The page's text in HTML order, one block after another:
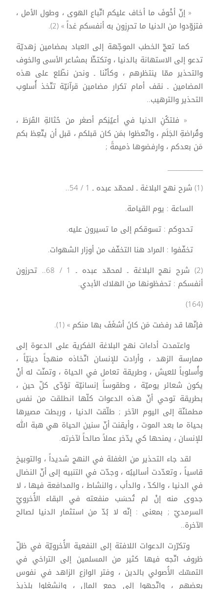
« إنّ أخْوفَ ما أخاف عليكم اتّباع الهوى ، وطول الأمل ،
فتزوّدوا من الدنيا ما تحرِزون به أنفسكم غداً » (2).
كما تعجّ الخطب الموجّهة إلى العباد بمضامين زهديّة
تدعو إلى الاستهانة بالدنيا ، وتكتظّ بمشاعر الأسى والخوف
والتحذير ممّا ينتظرهم ، وكأنّنا ـ ونحن نطّلع على هذه
المضامين ـ نقف أمام تكرار مضامين قرآنيّة تتّخذ أُسلوب
التحذير والترهيب..
« فلتكُنِ الدنيا في أعيُنِكم أصغر من حُثالةِ القَرَظ ،
وقُراضةِ الجَلَم ، واتّعظوا بمَن كان قبلكم ، قبل أن يتّعِظ بكم
مَن بعدكم ، وارفضوها ذميمةً ;
____________
(1) شرح نهج البلاغة ـ لمحمّد عبده ـ 1 / 54..
الساعة : يوم القيامة.
تحدوكم : تسوقكم إلى ما تسيرون عليه.
تخفّفوا : المراد هنا التخفّف من أوزار الشهوات.
(2) شرح نهج البلاغة ـ لمحمّد عبده ـ 1 / 68.. تحرزون
أنفسكم : تحفظونها من الهلاك الأبدي.
(164)
فإنّها قد رفضت مَن كانَ أشغَفَ بها منكم » (1).
واعتمدت أداءات نهج البلاغة الفكرية على الدعوة إلى
ممارسة الزهد ، وأرادت للإنسان اتّخاذه منهجاً دينيّاً ،
وأُسلوباً للعيش ، وطريقة تعامل في الحياة ، وتمنّت له أنْ
يكون شعائر يوميّة ، وطقوساً إنسانيّة تؤدّى كلّ حين ،
بطريقة توحي أنّ هذه الدعوات كلّها انطلقت من نفس
مطمئنّة إلى اليوم الآخر ; طلّقت الدنيا ، وربطت مصيرها
بحياة ما بعد الموت ، وأيقنت أنّ سنين الحياة هي هبة الله
للإنسان ، يمنحها كي يدّخر عملاً صالحاً لآخرته.
لقد جاء التحذير من الغفلة في النهج شديداً ، والتوبيخ
قاسياً ، وتعدّدت أساليبُه ، وجدّت في التنبيه إلى أنّ النضال
في الدنيا ، والكدّ ، والدأب ، والنشاط ، والمدافعة فيها ، لا
جدوى منه إنْ لم تُحسَب منفعته في البقاء الأُخرويّ
السرمديّ ; بمعنى : إنّه لا بُدّ من استثمار الدنيا لصالح
الآخرة..
وتكرّرت الدعوات اللافتة إلى النفعية الأُخرويّة في ظلّ
ظروف اتّجه فيها كثير من المسلمين إلى التراخي في
التمسّك الأُصولي بالدين ، وفتر الوازع الزاهد في نفوس
بعضهم ، واتّجهوا إلى جمع المال ، وانشغلوا بلذيذ